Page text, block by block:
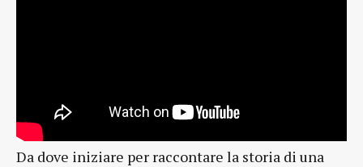
Da dove iniziare per raccontare la storia di una